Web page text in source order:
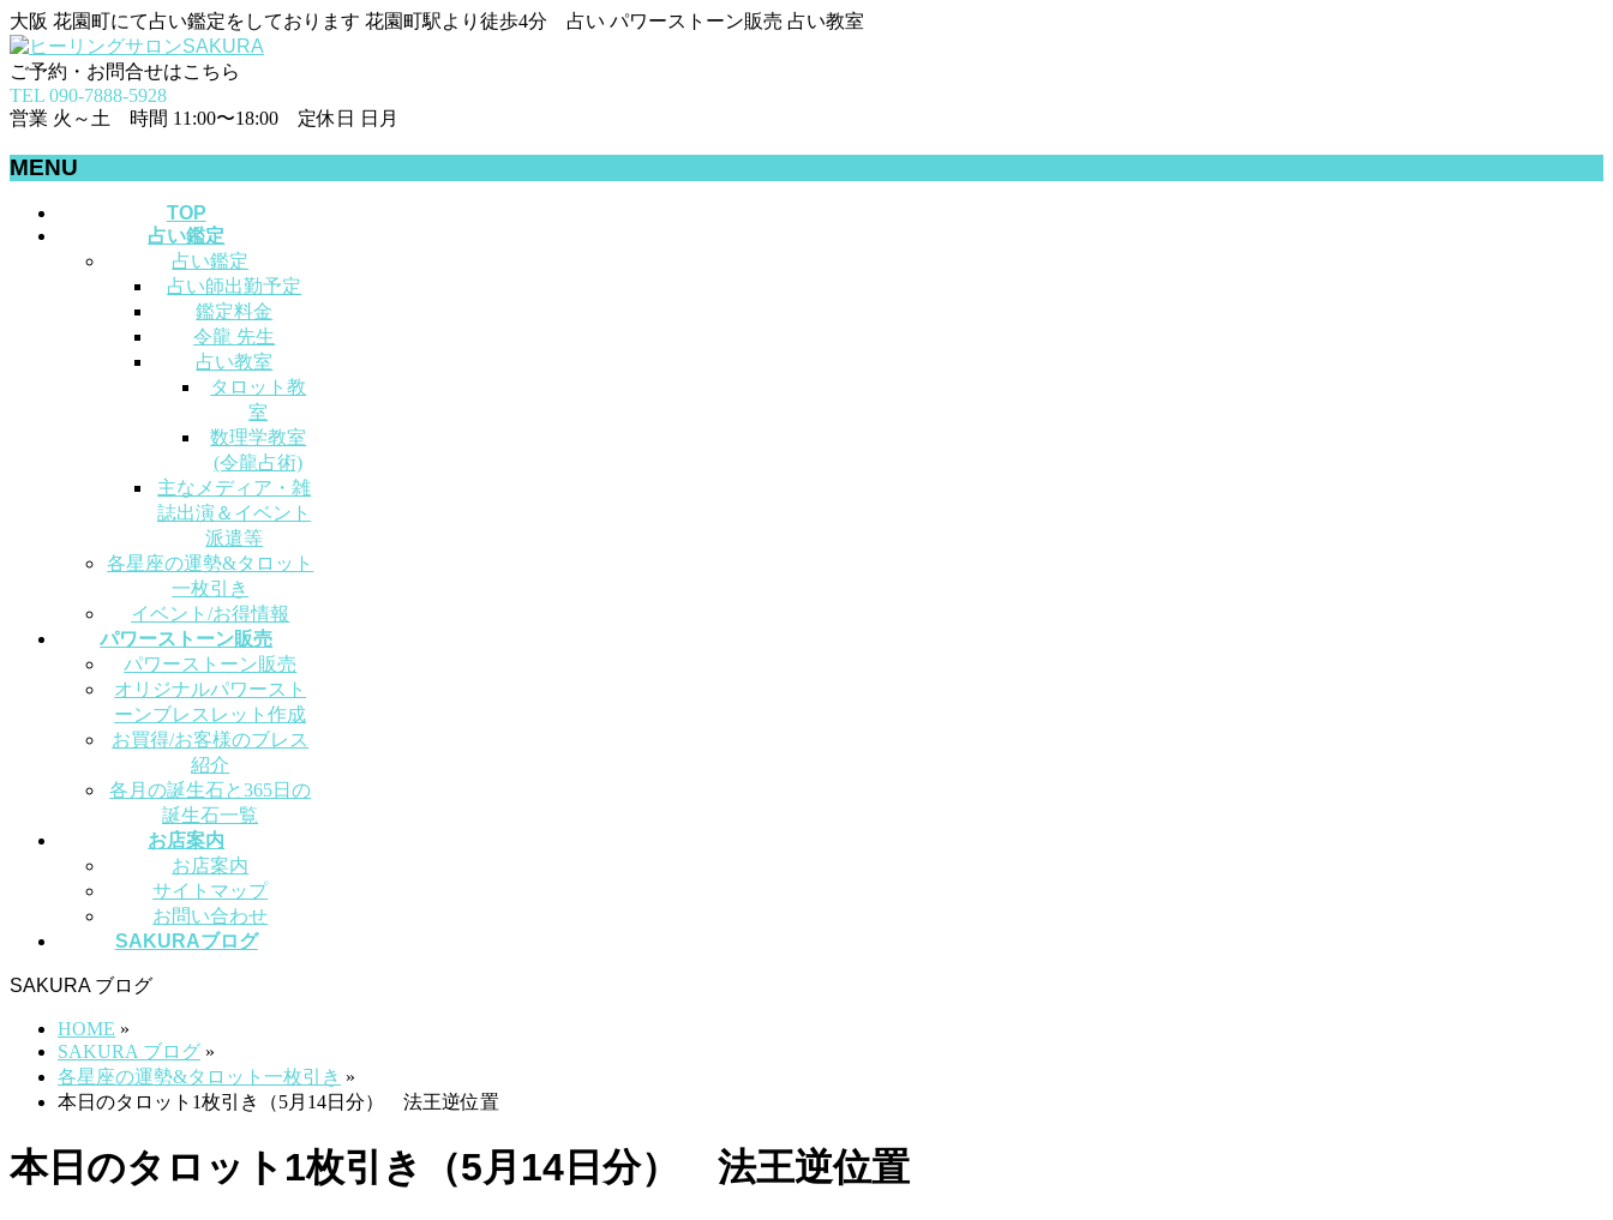
大阪 花園町にて占い鑑定をしております 花園町駅より徒歩4分 占い パワーストーン販売 占い教室
ご予約・お問合せはこちら
TEL 090-7888-5928
営業 火～土 時間 11:00〜18:00 定休日 日月
MENU
TOP
占い鑑定
占い鑑定
占い師出勤予定
鑑定料金
令龍 先生
占い教室
タロット教
室
数理学教室
(令龍占術)
主なメディア・雑
誌出演＆イベント
派遣等
各星座の運勢&タロット
一枚引き
イベント/お得情報
パワーストーン販売
パワーストーン販売
オリジナルパワースト
ーンブレスレット作成
お買得/お客様のブレス
紹介
各月の誕生石と365日の
誕生石一覧
お店案内
お店案内
サイトマップ
お問い合わせ
SAKURAブログ
SAKURA ブログ
HOME »
SAKURA ブログ »
各星座の運勢&タロット一枚引き »
本日のタロット1枚引き（5月14日分） 法王逆位置
本日のタロット1枚引き（5月14日分） 法王逆位置